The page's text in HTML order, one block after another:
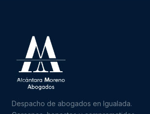
Despacho de abogados en Igualada.